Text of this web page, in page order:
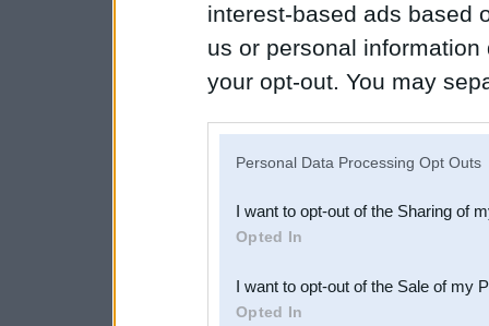
interest-based ads based
us or personal
your opt-out. You may
Downstream Participants
third parties.
Personal Data Processing Opt Outs
I want to opt-out of the Sharing of
Opted In
I want to opt-out of the Sale of my
Opted In